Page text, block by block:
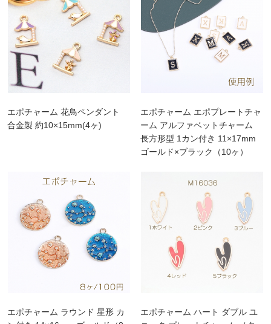
エポチャーム 花鳥ペンダント
合金製 約10×15mm(4ヶ)
エポチャーム エポプレートチャ
ーム アルファベットチャーム
長方形型 1カン付き 11×17mm
ゴールド×ブラック（10ヶ）
エポチャーム ラウンド 星形 カ
エポチャーム ハート ダブル ユ